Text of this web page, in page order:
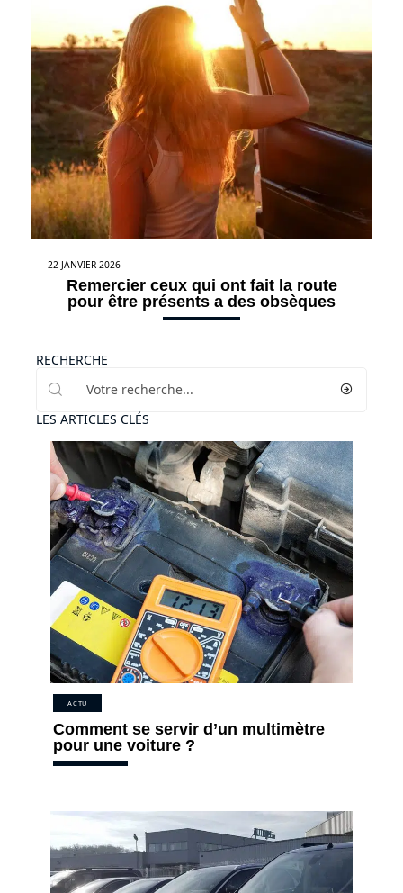
22 JANVIER 2026
Remercier ceux qui ont fait la route
pour être présents a des obsèques
RECHERCHE
LES ARTICLES CLÉS
ACTU
Comment se servir d’un multimètre
pour une voiture ?